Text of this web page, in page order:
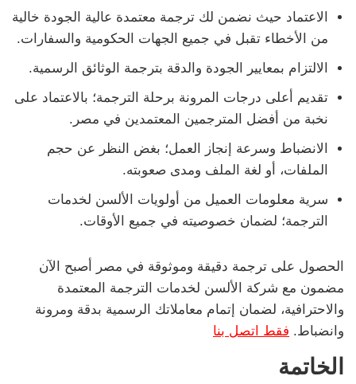
الاعتماد حيث نضمن لك ترجمة معتمدة عالية الجودة خالية
من الأخطاء تقبل في جميع الجهات الحكومية والسفارات.
الالتزام بمعايير الجودة والدقة بترجمة الوثائق الرسمية.
تقديم أعلى درجات المرونة برحلة الترجمة؛ بالاعتماد على
نخبة من أفضل المترجمين المعتمدين في مصر.
الانضباط وسرعة إنجاز العمل؛ بغض النظر عن حجم
الملفات، أو لغة الملف ومدى صعوبته.
سرية معلومات العميل من أولويات الألسن لخدمات
الترجمة؛ لضمان خصوصيته في جميع الأوقات.
الحصول على ترجمة دقيقة وموثوقة في مصر أصبح الآن
مضمون مع شركة الألسن لخدمات الترجمة المعتمدة
والاحترافية، لضمان إتمام معاملاتك الرسمية بدقة ومرونة
وانضباط. فقط اتصل بنا
الخاتمة